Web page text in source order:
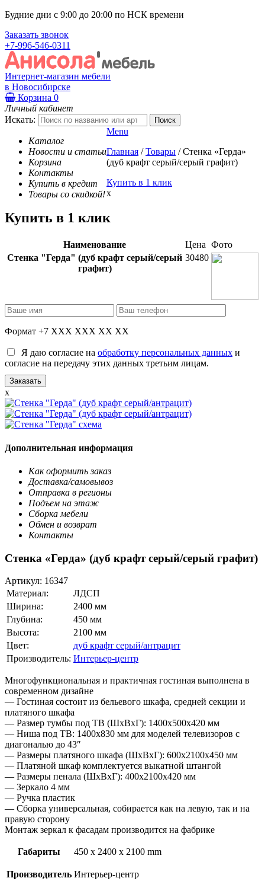
Будние дни с 9:00 до 20:00 по НСК времени
Заказать звонок
+7-996-546-0311
Интернет-магазин мебели
в Новосибирске
Корзина 0
Личный кабинет
Искать:
Каталог
Новости и статьи
Корзина
Контакты
Купить в кредит
Товары со скидкой!
Menu
Главная / Товары / Стенка «Герда»
(дуб крафт серый/серый графит)
Купить в 1 клик
x
Купить в 1 клик
Наименование Цена Фото
Стенка "Герда" (дуб крафт серый/серый
графит)
30480
Формат +7 XXX XXX XX XX
Я даю согласие на обработку персональных данных и
согласие на передачу этих данных третьим лицам.
x
Дополнительная информация
Как оформить заказ
Доставка/самовывоз
Отправка в регионы
Подъем на этаж
Сборка мебели
Обмен и возврат
Контакты
Стенка «Герда» (дуб крафт серый/серый графит)
Артикул: 16347
Материал:
ЛДСП
Ширина:
2400 мм
Глубина:
450 мм
Высота:
2100 мм
Цвет:
дуб крафт серый/антрацит
Производитель: Интерьер-центр
Многофункциональная и практичная гостиная выполнена в
современном дизайне
— Гостиная состоит из бельевого шкафа, средней секции и
платяного шкафа
— Размер тумбы под ТВ (ШхВхГ): 1400х500х420 мм
— Ниша под ТВ: 1400х830 мм для моделей телевизоров с
диагональю до 43″
— Размеры платяного шкафа (ШхВхГ): 600х2100х450 мм
— Платяной шкаф комплектуется выкатной штангой
— Размеры пенала (ШхВхГ): 400х2100х420 мм
— Зеркало 4 мм
— Ручка пластик
— Сборка универсальная, собирается как на левую, так и на
правую сторону
Монтаж зеркал к фасадам производится на фабрике
Габариты 450 x 2400 x 2100 mm
Производитель Интерьер-центр